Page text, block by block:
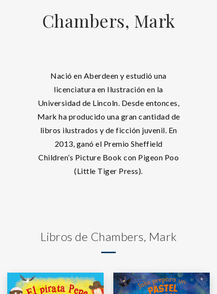
Chambers, Mark
Nació en Aberdeen y estudió una
licenciatura en Ilustración en la
Universidad de Lincoln. Desde entonces,
Mark ha producido una gran cantidad de
libros ilustrados y de ficción juvenil. En
2013, ganó el Premio Sheffield
Children’s Picture Book con Pigeon Poo
(Little Tiger Press).
Libros de Chambers, Mark